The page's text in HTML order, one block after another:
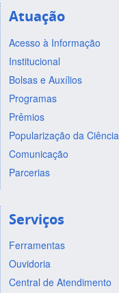
Atuação
Acesso à Informação
Institucional
Bolsas e Auxílios
Programas
Prêmios
Popularização da Ciência
Comunicação
Parcerias
Serviços
Ferramentas
Ouvidoria
Central de Atendimento